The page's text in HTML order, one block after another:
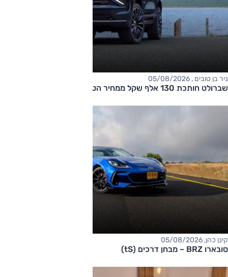
ניר בן טובים , 05/08/2026
שברולט חותכת 130 אלף שקל ממחיר הטאהו
קינן כהן, 05/08/2026
סובארו BRZ – מבחן דרכים (tS)